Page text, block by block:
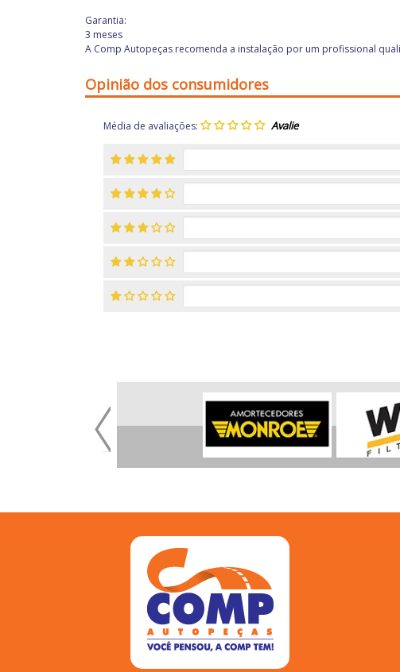
Garantia:
3 meses
A Comp Autopeças recomenda a instalação por um profissional
Opinião dos consumidores
Média de avaliações: